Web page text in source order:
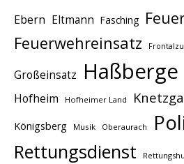
Ebern Eltmann Fasching
Feuerwehreinsatz
Großeinsatz Haßberge
Hofheim Hofheimer Land
Königsberg Musik Oberaurach
Rettungsdienst